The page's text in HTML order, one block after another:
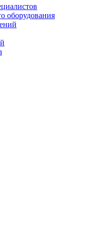
оборудования